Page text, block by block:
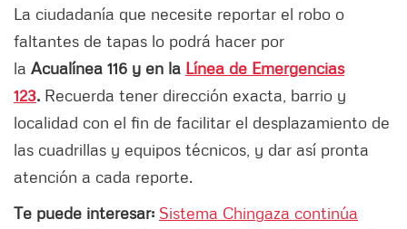
La ciudadanía que necesite reportar el robo o
faltantes de tapas lo podrá hacer por
la Acualínea 116 y en la Línea de Emergencias
123. Recuerda tener dirección exacta, barrio y
localidad con el fin de facilitar el desplazamiento de
las cuadrillas y equipos técnicos, y dar así pronta
atención a cada reporte.
Te puede interesar: Sistema Chingaza continúa